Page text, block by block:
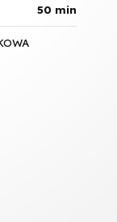
50 min